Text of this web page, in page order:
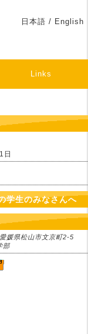
日本語 / English
Links
日
学生のみなさんへ
媛県松山市文京町2-5
部